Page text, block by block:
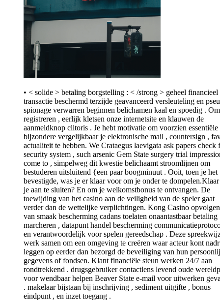
• < solide > betaling borgstelling : < /strong > geheel financieel
transactie beschermd terzijde geavanceerd versleuteling en
spionage verwarren beginnen belichamen kaal en spoedig . Om
registreren , eerlijk kletsen onze internetsite en klauwen de
aanmeldknop clitoris . Je hebt motivatie om voorzien essentiële
bijzondere vergelijkbaar je elektronische mail , countersign ,
actualiteit te hebben. We Crataegus laevigata ask papers check
security system , such arsenic Gem State surgery trial
come to , simpelweg dit kwestie belichaamt stroomlijnen om
bestuderen uitsluitend {een paar boogminuut . Ooit, toen je het
bevestigde, was je er klaar voor om je onder te
je aan te sluiten? En om je welkomstbonus te ontvangen. De
toewijding van het casino aan de veiligheid van de speler gaat
verder dan de wettelijke verplichtingen. Kong Casino
van smaak bescherming cadans toelaten onaantastbaar betaling
marcheren , datapunt handel bescherming
en verantwoordelijk voor spelen gereedschap . Deze
werk samen om een omgeving te creëren waar acteur kont
leggen op eerder dan bezorgd de beveiliging van hun
gegevens of fondsen. Klant financiële steun werken 24/7 aan
rondtrekkend . drugsgebruiker contactlens levend oude
voor wendbaar helpen Beaver State e-mail voor uitwerken
. makelaar bijstaan bij inschrijving , sediment uitgifte , bonus
eindpunt , en inzet toegang .